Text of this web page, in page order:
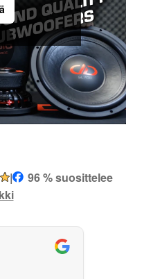
|
96 % suosittelee